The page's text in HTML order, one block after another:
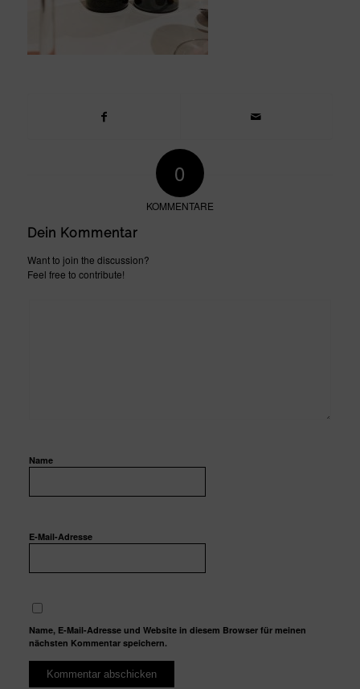
0
KOMMENTARE
Dein Kommentar
Want to join the discussion?
Feel free to contribute!
Name
E-Mail-Adresse
Name, E-Mail-Adresse und Website in diesem Browser für meinen
nächsten Kommentar speichern.